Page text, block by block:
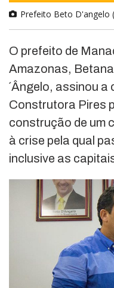
Prefeito Beto D'angelo
O prefeito de
Amazonas,
´Ângelo, assinou
Construtora Pires
construção de um
à crise pela qual
inclusive as